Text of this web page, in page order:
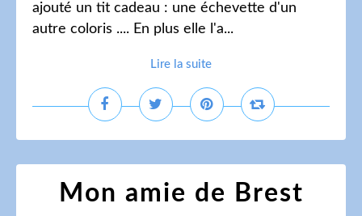
ajouté un tit cadeau : une échevette d'un
autre coloris .... En plus elle l'a...
Lire la suite
Mon amie de Brest